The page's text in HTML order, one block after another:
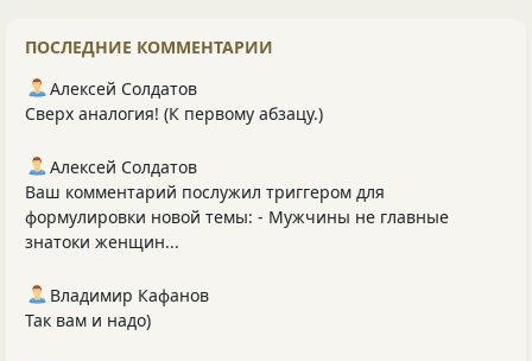
ПОСЛЕДНИЕ КОММЕНТАРИИ
Алексей Солдатов
Сверх аналогия! (К первому абзацу.)
Алексей Солдатов
Ваш комментарий послужил триггером для
формулировки новой темы: - Мужчины не главные
знатоки женщин...
Владимир Кафанов
Так вам и надо)